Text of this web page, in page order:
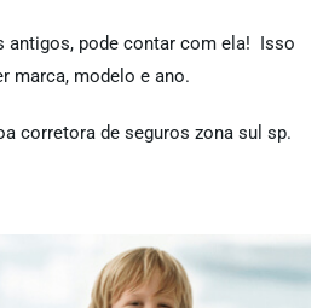
antigos, pode contar com ela! Isso
marca, modelo e ano.
corretora de seguros zona sul sp.